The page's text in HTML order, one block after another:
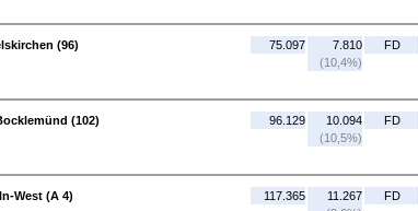
(96)
75.097
7.810
(10,4%)
FD
(102)
96.129
10.094
(10,5%)
FD
West (A 4)
117.365
11.267
FD